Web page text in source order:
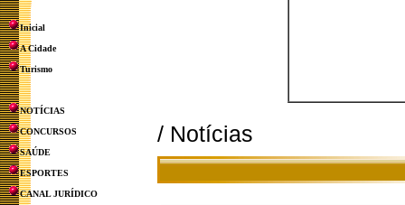
Inicial
A Cidade
Turismo
NOTÍCIAS
CONCURSOS
SAÚDE
ESPORTES
CANAL JURÍDICO
/ Notícias